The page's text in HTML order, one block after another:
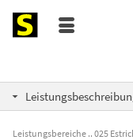
Leistungsbereiche 025